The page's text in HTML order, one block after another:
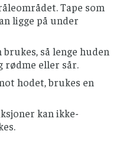
Tape som
ligge på under
så lenge huden
rødme eller sår.
hodet, brukes en
kan ikke-